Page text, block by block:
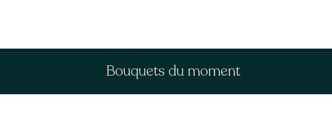
Bouquets du moment